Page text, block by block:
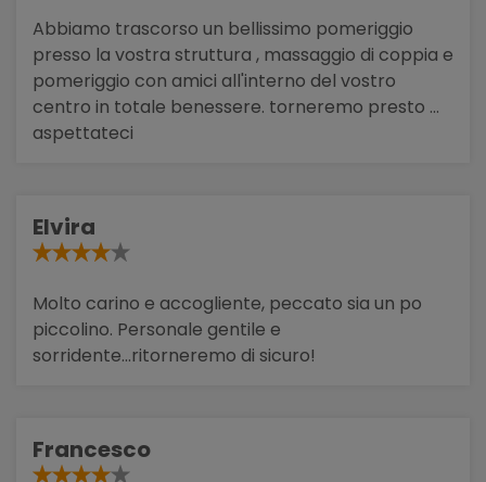
Abbiamo trascorso un bellissimo pomeriggio
presso la vostra struttura , massaggio di coppia e
pomeriggio con amici all'interno del vostro
centro in totale benessere. torneremo presto ...
aspettateci
Elvira
Molto carino e accogliente, peccato sia un po
piccolino. Personale gentile e
sorridente...ritorneremo di sicuro!
Francesco